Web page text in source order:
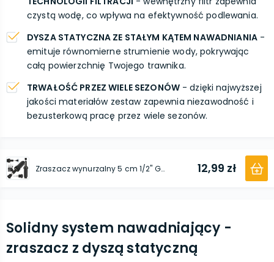
czystą wodę, co wpływa na efektywność podlewania.
DYSZA STATYCZNA ZE STAŁYM KĄTEM NAWADNIANIA -
emituje równomierne strumienie wody, pokrywając
całą powierzchnię Twojego trawnika.
TRWAŁOŚĆ PRZEZ WIELE SEZONÓW- dzięki najwyższej
jakości materiałów zestaw zapewnia niezawodność i
bezusterkową pracę przez wiele sezonów.
Zraszacz wynurzalny 5 cm 1/2'' GW x 3/8'' GZ z dyszą statyczną 30° / 4,0 m 3/8'' GW 12,99 zł
Solidny system nawadniający -
zraszacz z dyszą statyczną